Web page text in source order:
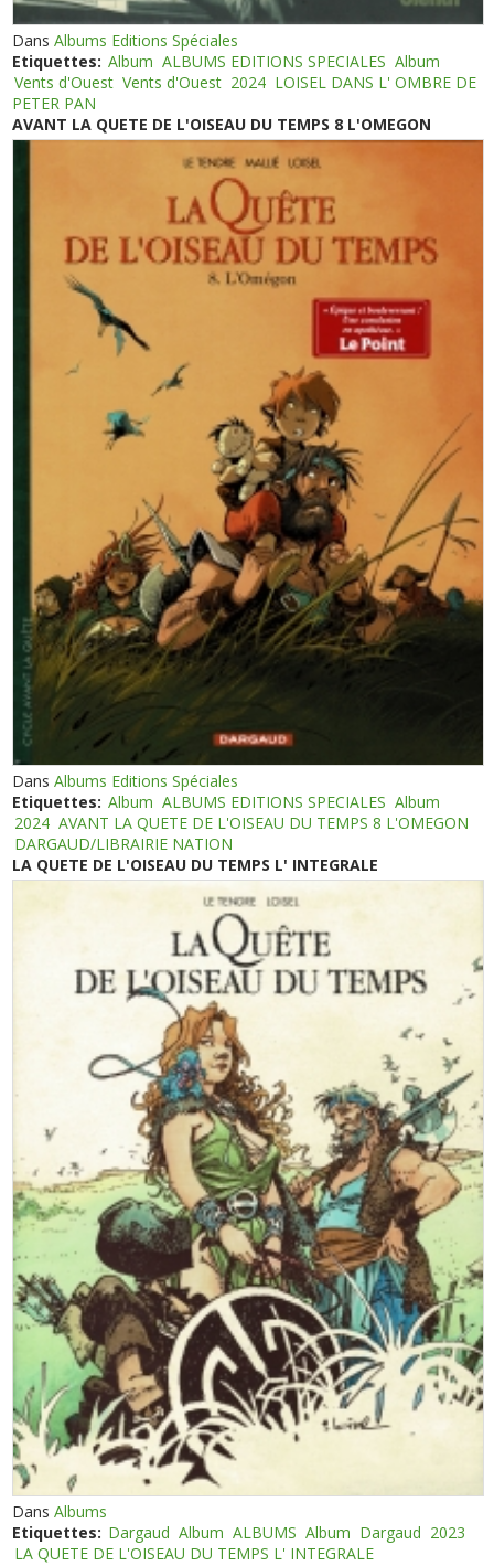
DansAlbums Editions Spéciales
Etiquettes: Album ALBUMS EDITIONS SPECIALES Album
Vents d'Ouest Vents d'Ouest 2024 LOISEL DANS L' OMBRE DE
PETER PAN
AVANT LA QUETE DE L'OISEAU DU TEMPS 8 L'OMEGON
DansAlbums Editions Spéciales
Etiquettes: Album ALBUMS EDITIONS SPECIALES Album
2024 AVANT LA QUETE DE L'OISEAU DU TEMPS 8 L'OMEGON
DARGAUD/LIBRAIRIE NATION
LA QUETE DE L'OISEAU DU TEMPS L' INTEGRALE
DansAlbums
Etiquettes: Dargaud Album ALBUMS Album Dargaud 2023
LA QUETE DE L'OISEAU DU TEMPS L' INTEGRALE